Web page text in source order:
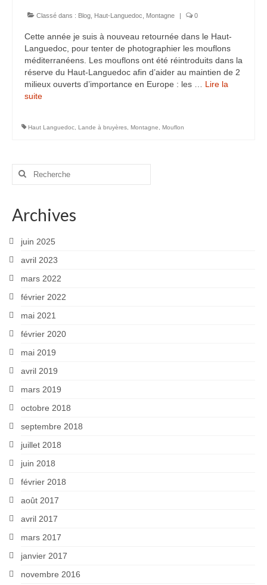
Rémuzat
Vanoise
Macrophoto
Fleurs printanières
Parcs et Jardins
Mon jardin
Parc de la Tête d’Or
Météo particulière
Classé dans : Blog Haut-Languedoc Montagne | 0
Cette année je suis à nouveau retournée dans le Haut-
Languedoc, pour tenter de photographier les mouflons
méditerranéens. Les mouflons ont été réintroduits dans la
réserve du Haut-Languedoc afin d’aider au maintien de 2
milieux ouverts d’importance en Europe : les … Lire la
suite­­
Haut Languedoc Lande à bruyères Montagne Mouflon
Rechercher
Archives
juin 2025
avril 2023
mars 2022
février 2022
mai 2021
février 2020
mai 2019
avril 2019
mars 2019
octobre 2018
septembre 2018
juillet 2018
juin 2018
février 2018
août 2017
avril 2017
mars 2017
janvier 2017
novembre 2016